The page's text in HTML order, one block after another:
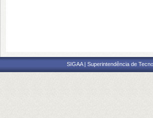
SIGAA | Superintendência de